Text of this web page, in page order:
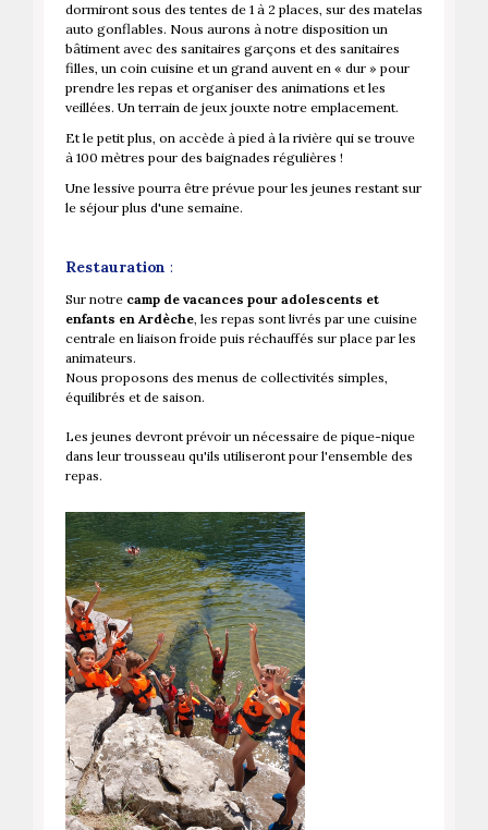
dormiront sous des tentes de 1 à 2 places, sur des matelas
auto gonflables. Nous aurons à notre disposition un
bâtiment avec des sanitaires garçons et des sanitaires
filles, un coin cuisine et un grand auvent en « dur » pour
prendre les repas et organiser des animations et les
veillées. Un terrain de jeux jouxte notre emplacement.
Et le petit plus, on accède à pied à la rivière qui se trouve
à 100 mètres pour des baignades régulières !
Une lessive pourra être prévue pour les jeunes restant sur
le séjour plus d'une semaine.
Restauration :
Sur notre camp de vacances pour adolescents et
enfants en Ardèche, les repas sont livrés par une cuisine
centrale en liaison froide puis réchauffés sur place par les
animateurs.
Nous proposons des menus de collectivités simples,
équilibrés et de saison.
Les jeunes devront prévoir un nécessaire de pique-nique
dans leur trousseau qu'ils utiliseront pour l'ensemble des
repas.